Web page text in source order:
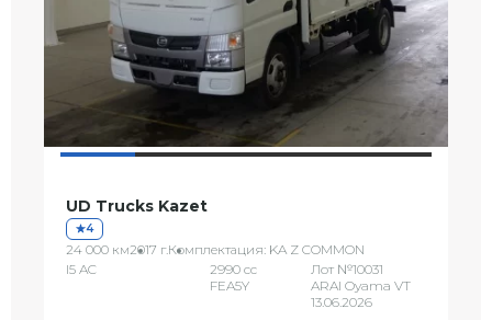
UD Trucks Kazet
4
24 000 км2017 г.Комплектация: KA Z COMMON
I5 AC
2990 сс
FEA5Y
Лот №10031
ARAI Oyama VT
13.06.2026